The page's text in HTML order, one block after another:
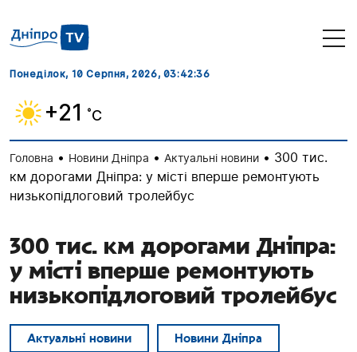
Понеділок, 10 Серпня, 2026, 03:42:37
+21 ˚C
Головна • Новини Дніпра • Актуальні новини • 300 тис.
км дорогами Дніпра: у місті вперше ремонтують
низькопідлоговий тролейбус
300 тис. км дорогами Дніпра:
у місті вперше ремонтують
низькопідлоговий тролейбус
Актуальні новини Новини Дніпра